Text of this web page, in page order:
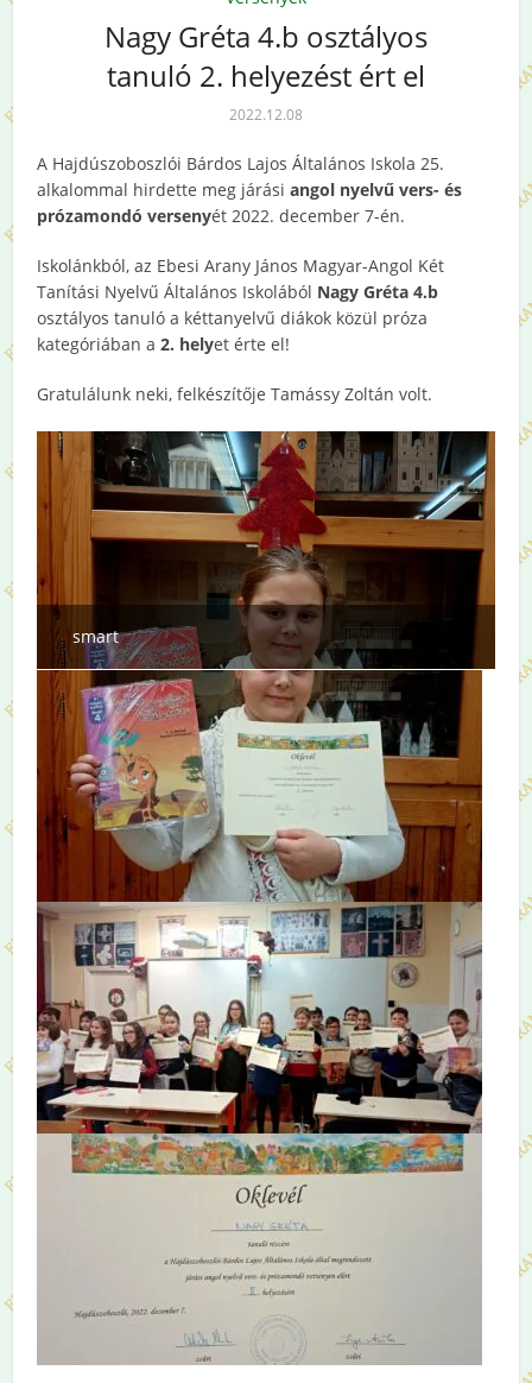
Nagy Gréta 4.b osztályos
tanuló 2. helyezést ért el
2022.12.08
A Hajdúszoboszlói Bárdos Lajos Általános Iskola 25.
alkalommal hirdette meg járásiangol nyelvű vers- és
prózamondó versenyét 2022. december 7-én.
Iskolánkból, az Ebesi Arany János Magyar-Angol Két
Tanítási Nyelvű Általános Iskolából Nagy Gréta 4.b
osztályos tanuló a kéttanyelvű diákok közül próza
kategóriában a2. helyet érte el!
Gratulálunk neki, felkészítője Tamássy Zoltán volt.
smart